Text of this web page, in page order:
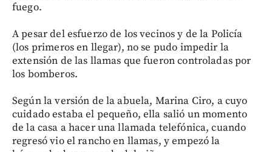
fuego.
A pesar del esfuerzo de los vecinos y de la Policía
(los primeros en llegar), no se pudo impedir la
extensión de las llamas que fueron controladas por
los bomberos.
Según la versión de la abuela, Marina Ciro, a cuyo
cuidado estaba el pequeño, ella salió un momento
de la casa a hacer una llamada telefónica, cuando
regresó vio el rancho en llamas, y empezó la